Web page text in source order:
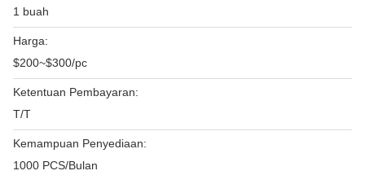
1 buah
Harga:
$200~$300/pc
Ketentuan Pembayaran:
T/T
Kemampuan Penyediaan:
1000 PCS/Bulan